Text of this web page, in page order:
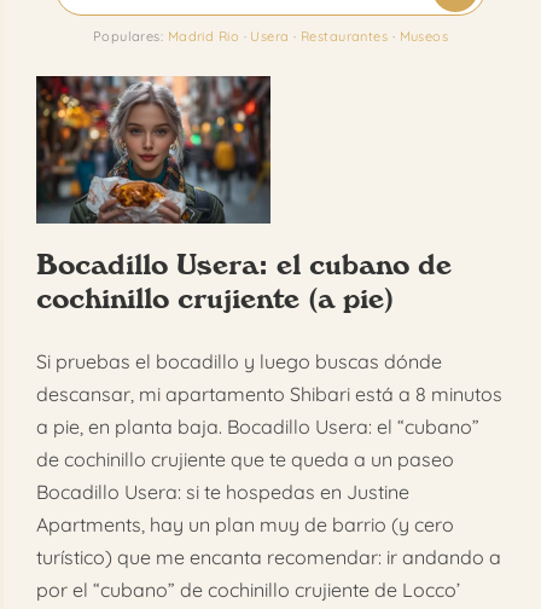
Apartamentos
Quién es Justine
Guías
Mi Madrid
Contacto
Reservar
Populares: Madrid Rio · Usera · Restaurantes · Museos
Bocadillo Usera: el cubano de
cochinillo crujiente (a pie)
Si pruebas el bocadillo y luego buscas dónde
descansar, mi apartamento Shibari está a 8 minutos
a pie, en planta baja. Bocadillo Usera: el “cubano”
de cochinillo crujiente que te queda a un paseo
Bocadillo Usera: si te hospedas en Justine
Apartments, hay un plan muy de barrio (y cero
turístico) que me encanta recomendar: ir andando a
por el “cubano” de cochinillo crujiente de Locco’